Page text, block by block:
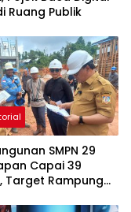
Ruang Publik
SMPN 29
Capai 39
Target Rampung